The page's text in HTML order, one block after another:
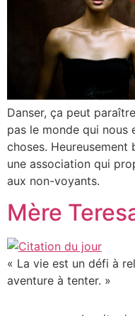
Danser, ça peut
pas le monde qui nous
choses. Heureusement
une association qui
aux non-voyants.
Mère
« La vie est un défi à
aventure à tenter. »